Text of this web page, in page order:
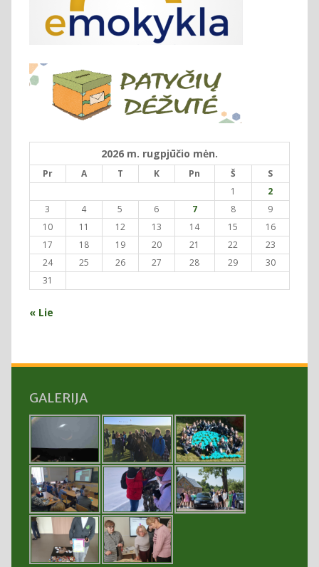
2026 m. rugpjūčio mėn.
Pr A T K Pn Š
S
1
2
3
4 5 6 7 8
9
10
11 12 13 14 15
16
17
18 19 20 21 22
23
24
25 26 27 28 29
30
31
« Lie
GALERIJA